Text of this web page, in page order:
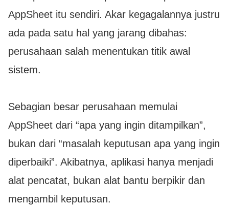
AppSheet itu sendiri. Akar kegagalannya justru
ada pada satu hal yang jarang dibahas:
perusahaan salah menentukan titik awal
sistem.
Sebagian besar perusahaan memulai
AppSheet dari “apa yang ingin ditampilkan”,
bukan dari “masalah keputusan apa yang ingin
diperbaiki”. Akibatnya, aplikasi hanya menjadi
alat pencatat, bukan alat bantu berpikir dan
mengambil keputusan.